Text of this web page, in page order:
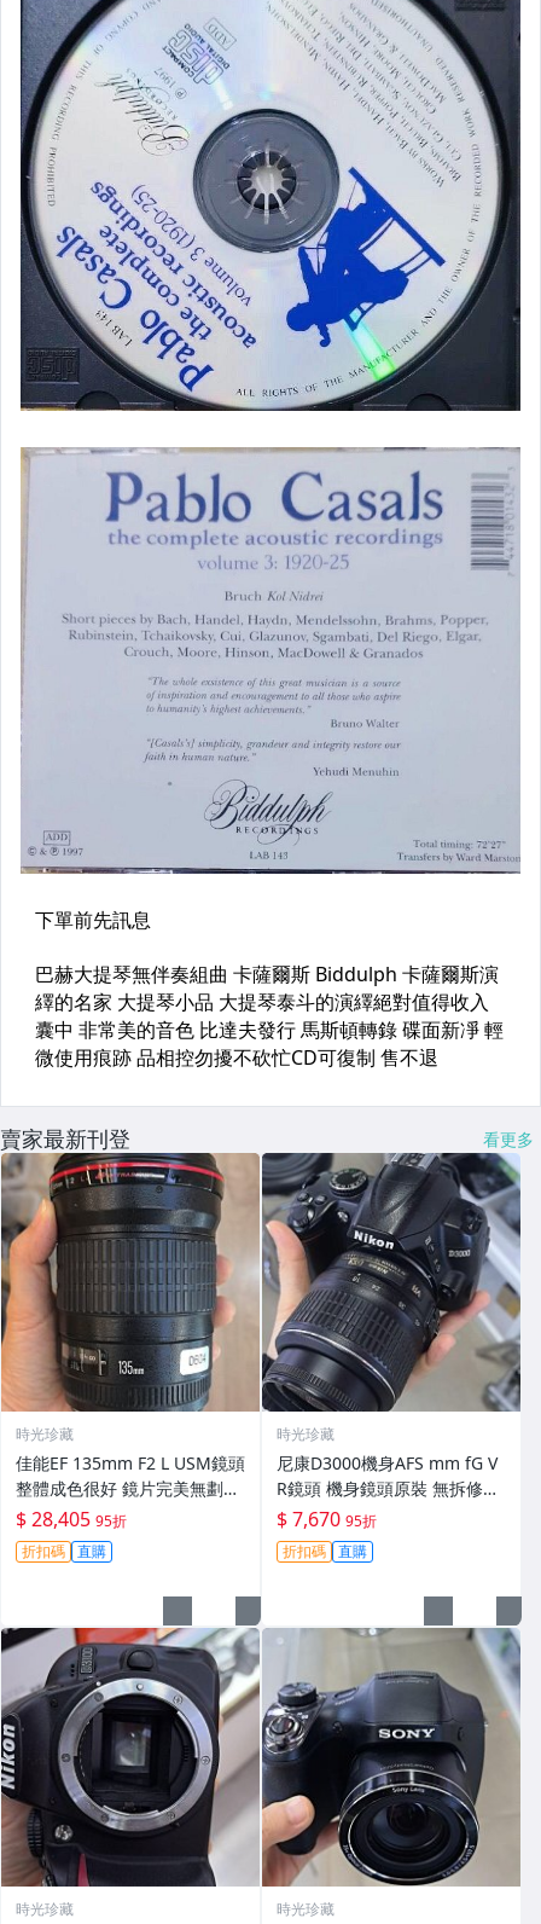
賣家最新刊登 看更多
時光珍藏
佳能EF 135mm F2 L USM鏡頭
整體成色很好 鏡片完美無劃痕
功能一切正常 無拆修無-3430
$ 28,405 95折
折扣碼 直購
時光珍藏
尼康D3000機身AFS mm fG V
R鏡頭 機身鏡頭原裝 無拆修無
翻新 有輕微使用痕跡 鏡頭-34
30
$ 7,670 95折
折扣碼 直購
時光珍藏 時光珍藏